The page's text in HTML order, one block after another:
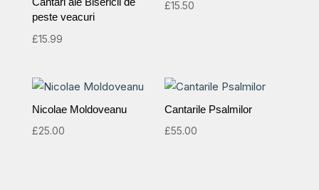
peste veacuri
£15.99
£15.50
Nicolae Moldoveanu
£25.00
Cantarile Psalmilor
£55.00